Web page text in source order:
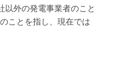
外の発電事業者のこと
のことを指し、現在では